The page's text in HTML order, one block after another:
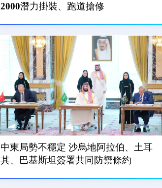
2000潛力掛裝、跑道搶修
中東局勢不穩定 沙烏地阿拉伯、土耳
其、巴基斯坦簽署共同防禦條約